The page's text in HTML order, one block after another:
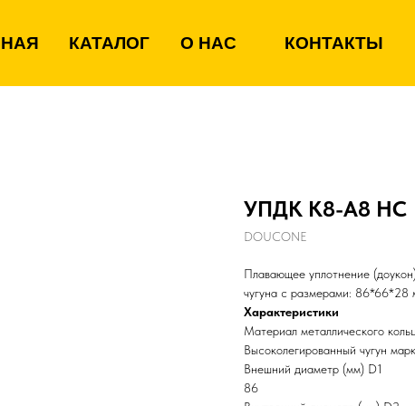
КАТАЛОГ О НАС КОНТАКТЫ
УПДК К8-А8 НС
DOUCONE
Плавающее уплотнение
чугуна с размерами: 86*66*28
Характеристики
Материал металлического
Высоколегированный чугун
Внешний диаметр (мм) D1
86